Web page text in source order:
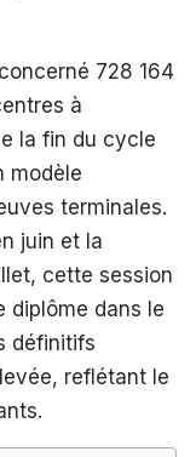
728 164
à
la fin du cycle
modèle
terminales.
juin et la
cette session
diplôme dans le
définitifs
reflétant le